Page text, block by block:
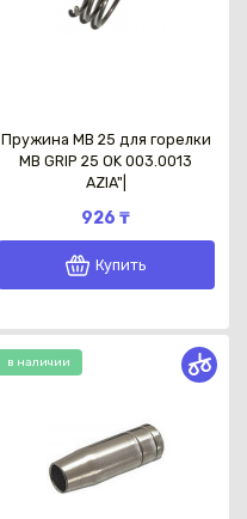
Пружина МВ 25 для горелки
MB GRIP 25 OK 003.0013
AZIA"|
926 ₸
Купить
в наличии